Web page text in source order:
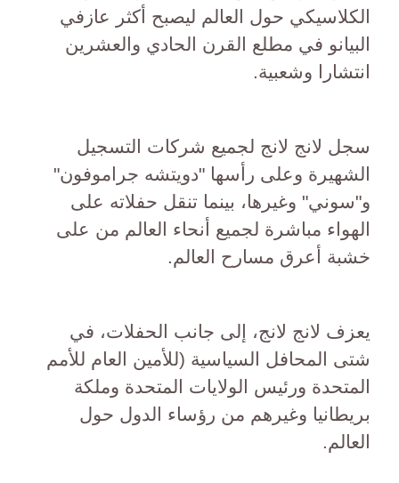
الكلاسيكي حول العالم ليصبح أكثر عازفي
البيانو في مطلع القرن الحادي والعشرين
انتشارا وشعبية.
سجل لانج لانج لجميع شركات التسجيل
الشهيرة وعلى رأسها "دويتشه جراموفون"
و"سوني" وغيرها، بينما تنقل حفلاته على
الهواء مباشرة لجميع أنحاء العالم من على
خشبة أعرق مسارح العالم.
يعزف لانج لانج، إلى جانب الحفلات، في
شتى المحافل السياسية (للأمين العام للأمم
المتحدة ورئيس الولايات المتحدة وملكة
بريطانيا وغيرهم من رؤساء الدول حول
العالم.